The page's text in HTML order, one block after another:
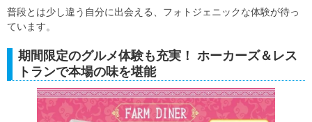
普段とは少し違う自分に出会える、フォトジェニックな体験が待っ
ています。
期間限定のグルメ体験も充実！ ホーカーズ＆レス
トランで本場の味を堪能